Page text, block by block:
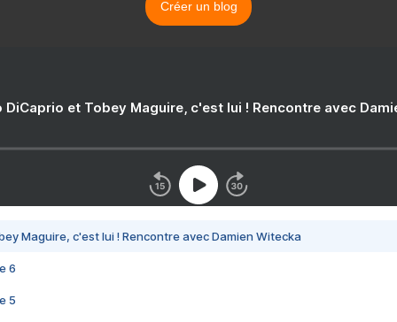
Créer un blog
DiCaprio et Tobey Maguire, c'est lui ! Rencontre avec
Maguire, c'est lui ! Rencontre avec Damien Witecka
6
5